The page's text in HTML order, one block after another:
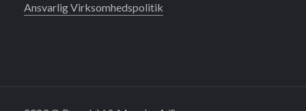
Ansvarlig Virksomhedspolitik